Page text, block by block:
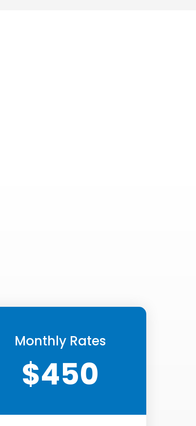
Monthly Rates
$450